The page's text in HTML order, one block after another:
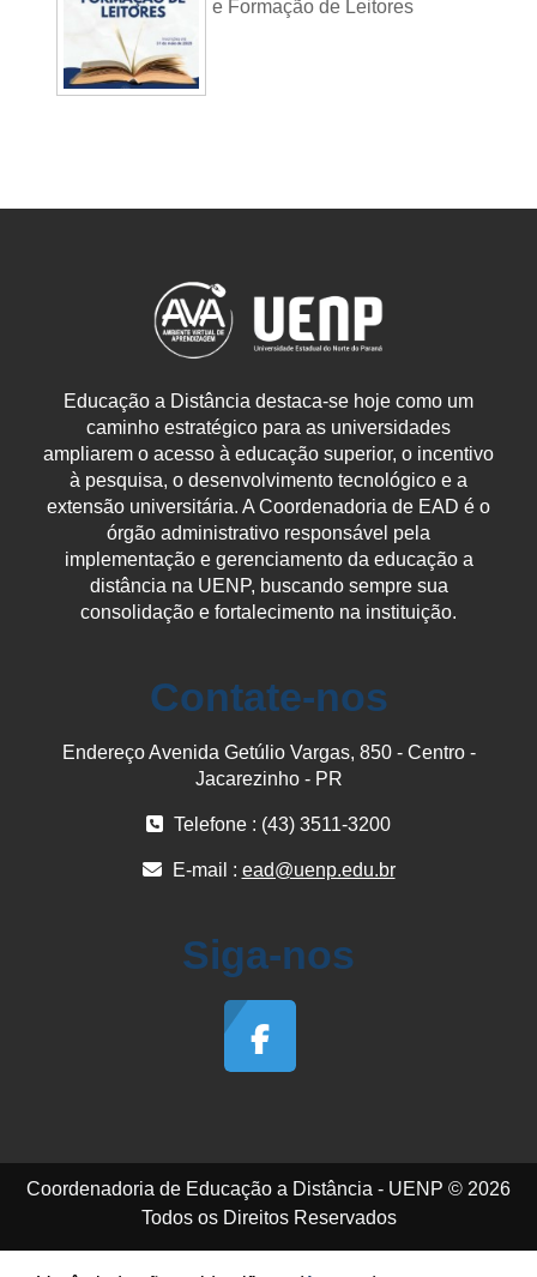
e Formação de Leitores
Educação a Distância destaca-se hoje como um
caminho estratégico para as universidades
ampliarem o acesso à educação superior, o incentivo
à pesquisa, o desenvolvimento tecnológico e a
extensão universitária. A Coordenadoria de EAD é o
órgão administrativo responsável pela
implementação e gerenciamento da educação a
distância na UENP, buscando sempre sua
consolidação e fortalecimento na instituição.
Contate-nos
Endereço Avenida Getúlio Vargas, 850 - Centro -
Jacarezinho - PR
Telefone : (43) 3511-3200
E-mail : ead@uenp.edu.br
Siga-nos
Coordenadoria de Educação a Distância - UENP © 2026
Todos os Direitos Reservados